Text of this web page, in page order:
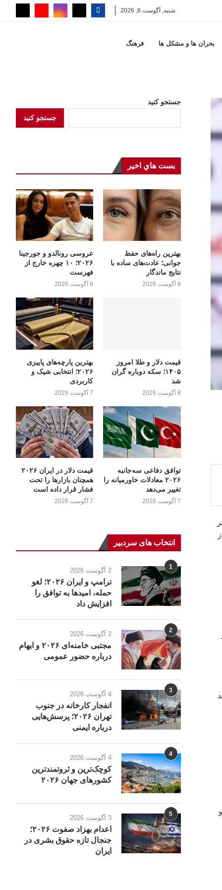
شنبه, آگوست 8, 2026
بحران ها و مشكل ها فرهنگ
جستجو کنید
جستجو کنید
بست هاي اخير
بهترین راه‌های حفظ
جوانی؛ عادت‌های ساده با
نتایج ماندگار
8 آگوست 2026
عروسی رونالدو و جورجینا
۲۰۲۶؛ ۱۰ چهره خارج از
فهرست
8 آگوست 2026
قیمت دلار و طلا امروز
۱۴۰۵؛ سکه دوباره گران
شد
8 آگوست 2026
بهترین پارچه‌های پاییزی
۲۰۲۶؛ انتخابی شیک و
کاربردی
7 آگوست 2026
توافق دفاعی سه‌جانبه
۲۰۲۶ معادلات خاورمیانه را
تغییر می‌دهد
7 آگوست 2026
قیمت دلار در ایران ۲۰۲۶
همچنان بازارها را تحت
فشار قرار داده است
7 آگوست 2026
انتخاب های سردبیر
1 2 آگوست 2026
ترامپ و ایران ۲۰۲۶؛ لغو
حمله، امیدها به توافق را
افزایش داد
2 2 آگوست 2026
مجتبی خامنه‌ای ۲۰۲۶ و ابهام
درباره حضور عمومی
3 4 آگوست 2026
انفجار کارخانه در جنوب
تهران ۲۰۲۶؛ پرسش‌هایی
درباره ایمنی
4 4 آگوست 2026
کوچک‌ترین و ثروتمندترین
کشورهای جهان ۲۰۲۶
5 3 آگوست 2026
اعدام بهزاد صفوت ۲۰۲۶؛
جنجال تازه حقوق بشری در
ایران